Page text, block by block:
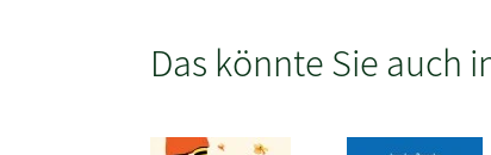
Das könnte Sie auch